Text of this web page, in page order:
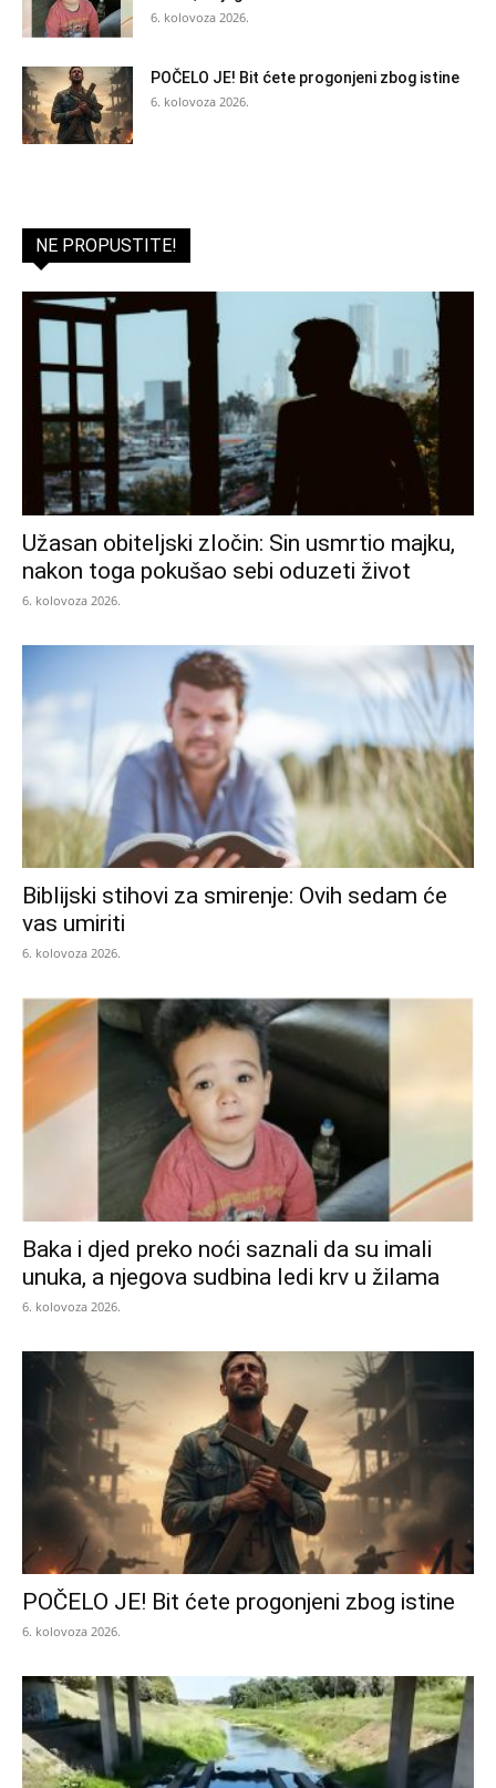
6. kolovoza 2026.
POČELO JE! Bit ćete progonjeni zbog istine
6. kolovoza 2026.
NE PROPUSTITE!
Užasan obiteljski zločin: Sin usmrtio majku,
nakon toga pokušao sebi oduzeti život
6. kolovoza 2026.
Biblijski stihovi za smirenje: Ovih sedam će
vas umiriti
6. kolovoza 2026.
Baka i djed preko noći saznali da su imali
unuka, a njegova sudbina ledi krv u žilama
6. kolovoza 2026.
POČELO JE! Bit ćete progonjeni zbog istine
6. kolovoza 2026.